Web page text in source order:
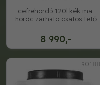
8 990,-
cefrehordó 120l kék ma.
hordó zárható csatos tető
90188